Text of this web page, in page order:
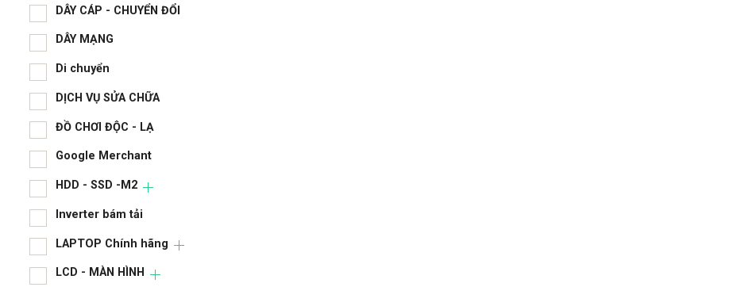
DÂY CÁP - CHUYỂN ĐỔI
DÂY MẠNG
Di chuyển
DỊCH VỤ SỬA CHỮA
ĐỒ CHƠI ĐỘC - LẠ
Google Merchant
HDD - SSD -M2
Inverter bám tải
LAPTOP Chính hãng
LCD - MÀN HÌNH